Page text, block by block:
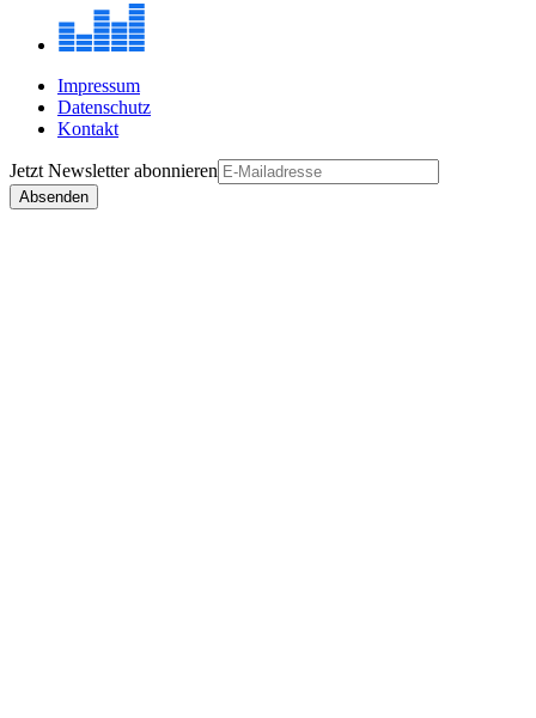
Impressum
Datenschutz
Kontakt
Jetzt Newsletterabonnieren
Absenden